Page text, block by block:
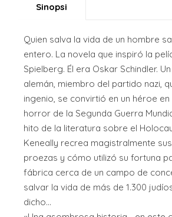
Sinopsi
Quien salva la vida de un hombre
entero. La novela que inspiró la
Spielberg. Él era Oskar Schindler.
alemán, miembro del partido nazi,
ingenio, se convirtió en un héroe
horror de la Segunda Guerra
hito de la literatura sobre el
Keneally recrea magistralmente
proezas y cómo utilizó su fortuna
fábrica cerca de un campo de
salvar la vida de más de 1.300
dicho...